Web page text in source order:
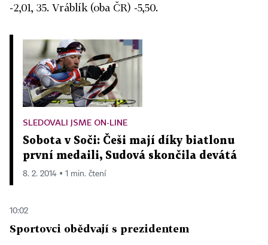
-2,01, 35. Vráblík (oba ČR) -5,50.
SLEDOVALI JSME ON-LINE
Sobota v Soči: Češi mají díky biatlonu
první medaili, Sudová skončila devátá
8. 2. 2014 ▪ 1 min. čtení
10:02
Sportovci obědvají s prezidentem